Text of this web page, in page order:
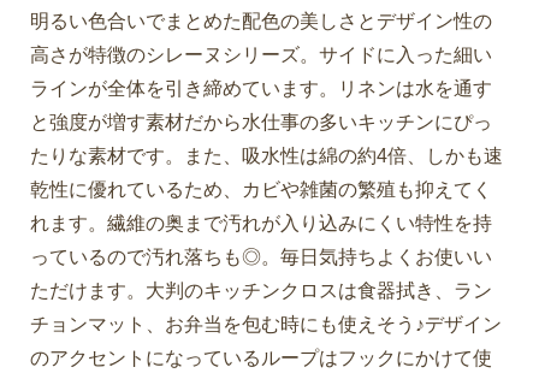
明るい色合いでまとめた配色の美しさとデザイン性の
高さが特徴のシレーヌシリーズ。サイドに入った細い
ラインが全体を引き締めています。リネンは水を通す
と強度が増す素材だから水仕事の多いキッチンにぴっ
たりな素材です。また、吸水性は綿の約4倍、しかも速
乾性に優れているため、カビや雑菌の繁殖も抑えてく
れます。繊維の奥まで汚れが入り込みにくい特性を持
っているので汚れ落ちも◎。毎日気持ちよくお使いい
ただけます。大判のキッチンクロスは食器拭き、ラン
チョンマット、お弁当を包む時にも使えそう♪デザイン
のアクセントになっているループはフックにかけて使